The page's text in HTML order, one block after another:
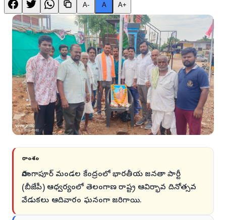
A- A A+
సారాంశం
సారంగాపూర్ మండల కేంద్రంలో భారతీయ జనతా పార్టీ
(బీజేపీ) ఆధ్వర్యంలో తెలంగాణ రాష్ట్ర ఆవిర్భావ దినోత్సవ
వేడుకలు ఆదివారం ఘనంగా జరిగాయి.